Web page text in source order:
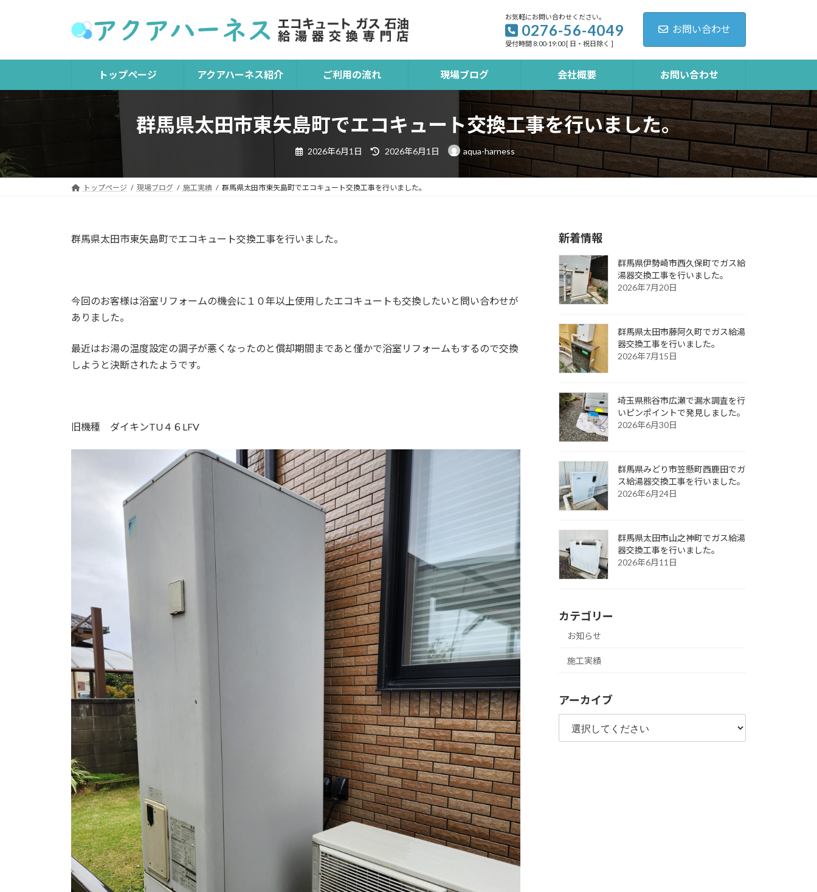
お気軽にお問い合わせください。
0276-56-4049
受付時間 8:00-19:00 [ 日・祝日除く ]
お問い合わせ
トップページ アクアハーネス紹介 ご利用の流れ 現場ブログ 会社概要 お問い合わせ
群馬県太田市東矢島町でエコキュート交換工事を行いました。
2026年6月1日
最
終
日
時
2026年6月1日 aqua-harness
トップページ 現場ブログ 施工実績 群馬県太田市東矢島町でエコキュート交換工事を行いました。
群馬県太田市東矢島町でエコキュート交換工事を行いました。
今回のお客様は浴室リフォームの機会に１０年以上使用したエコキュートも交換したいと問い合わせが
ありました。
最近はお湯の温度設定の調子が悪くなったのと償却期間まであと僅かで浴室リフォームもするので交換
しようと決断されたようです。
旧機種 ダイキンTU４６LFV
新着情報
群馬県伊勢崎市西久保町でガス給
湯器交換工事を行いました。
2026年7月20日
群馬県太田市藤阿久町でガス給湯
器交換工事を行いました。
2026年7月15日
埼玉県熊谷市広瀬で漏水調査を行
いピンポイントで発見しました。
2026年6月30日
群馬県みどり市笠懸町西鹿田でガ
ス給湯器交換工事を行いました。
2026年6月24日
群馬県太田市山之神町でガス給湯
器交換工事を行いました。
2026年6月11日
カテゴリー
お知らせ
施工実績
アーカイブ